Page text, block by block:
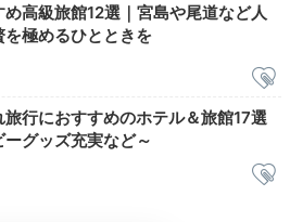
れた夜の散歩を楽しむのもいい
。大鳥居は大修復中でした
高級旅館12選｜宮島や尾道など人
極めるひとときを
旅行におすすめのホテル＆旅館17選
ーグッズ充実など～